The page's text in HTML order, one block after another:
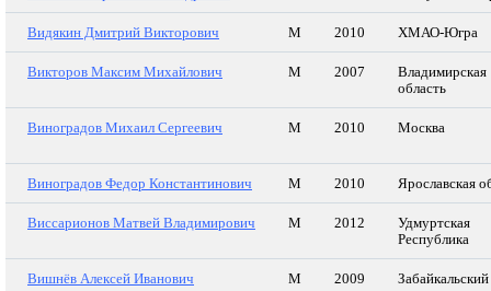
Видякин Дмитрий Викторович М 2010 ХМАО-Югра
Викторов Максим Михайлович М 2007
Владимирская
область
Виноградов Михаил Сергеевич М 2010 Москва
Виноградов Федор Константинович М 2010 Ярославская
Виссарионов Матвей Владимирович М 2012
Удмуртская
Республика
Вишнёв Алексей Иванович М 2009